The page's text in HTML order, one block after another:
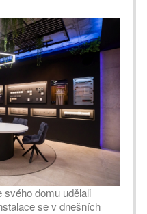
domu udělali
se v dnešních